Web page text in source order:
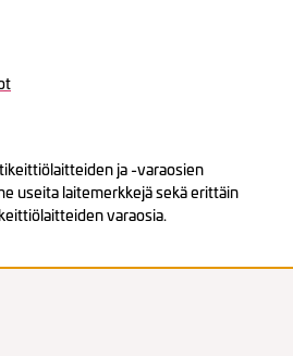
ja -varaosien
useita laitemerkkejä sekä erittäin
varaosia.